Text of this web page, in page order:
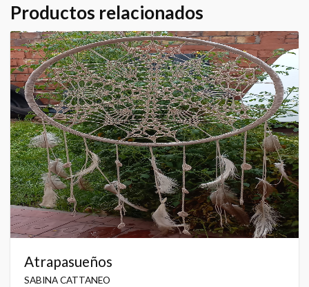
Productos relacionados
Atrapasueños
SABINA CATTANEO